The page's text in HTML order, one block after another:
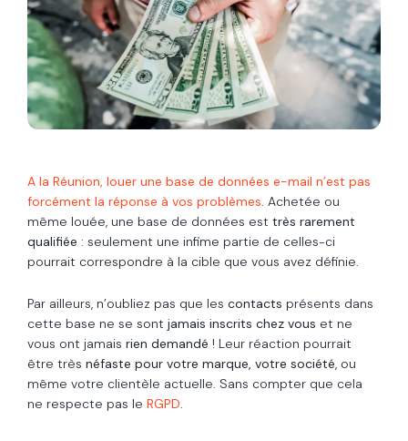
A la Réunion, louer une base de données e-mail n’est pas
forcément la réponse à vos problèmes. Achetée ou
même louée, une base de données est très rarement
qualifiée : seulement une infime partie de celles-ci
pourrait correspondre à la cible que vous avez définie.
Par ailleurs, n’oubliez pas que les contacts présents dans
cette base ne se sont jamais inscrits chez vous et ne
vous ont jamais rien demandé ! Leur réaction pourrait
être très néfaste pour votre marque, votre société, ou
même votre clientèle actuelle. Sans compter que cela
ne respecte pas le RGPD.